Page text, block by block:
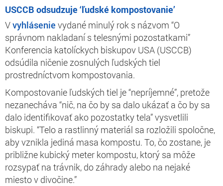
USCCB odsudzuje ‘ľudské kompostovanie’
Vvyhlásenie vydané minulý rok s názvom “O
správnom nakladaní s telesnými pozostatkami”
Konferencia katolíckych biskupov USA (USCCB)
odsúdila ničenie zosnulých ľudských tiel
prostredníctvom kompostovania.
Kompostovanie ľudských tiel je “nepríjemné”, pretože
nezanecháva “nič, na čo by sa dalo ukázať a čo by sa
dalo identifikovať ako pozostatky tela” vysvetlili
biskupi. “Telo a rastlinný materiál sa rozložili spoločne,
aby vznikla jediná masa kompostu. To, čo zostane, je
približne kubický meter kompostu, ktorý sa môže
rozsypať na trávnik, do záhrady alebo na nejaké
miesto v divočine.”